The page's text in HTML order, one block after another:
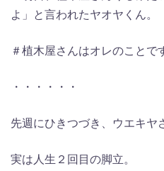
よ」と言われたヤオヤくん。
＃植木屋さんはオレのことで
・・・・・・
先週にひきつづき、ウエキヤ
実は人生２回目の脚立。